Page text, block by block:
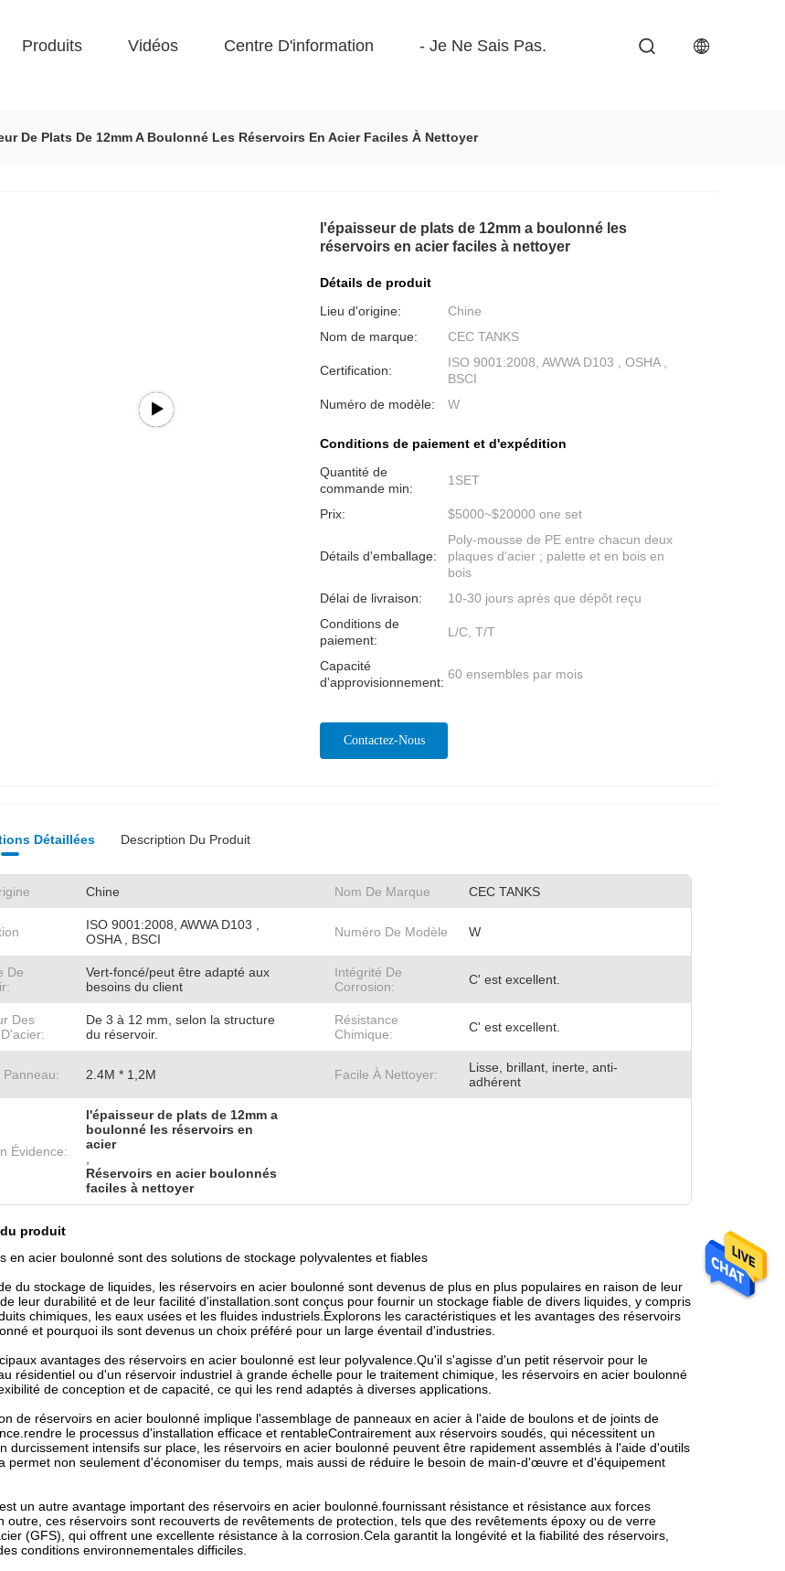
Produits Vidéos Centre D'information - Je Ne Sais Pas.
De Plats De 12mm A Boulonné Les Réservoirs En Acier Faciles À Nettoyer
l'épaisseur de plats de 12mm a boulonné les
réservoirs en acier faciles à nettoyer
Détails de produit
Lieu d'origine:
Chine
Nom de marque:
CEC TANKS
Certification:
ISO 9001:2008, AWWA D103 , OSHA ,
BSCI
Numéro de modèle:
W
Conditions de paiement et d'expédition
Quantité de
commande min:
1SET
Prix: $5000~$20000 one set
Détails d'emballage:
Poly-mousse de PE entre chacun deux
plaques d'acier ; palette et en bois en
bois
Délai de livraison:
10-30 jours après que dépôt reçu
Conditions de
paiement:
L/C, T/T
Capacité
d'approvisionnement:
60 ensembles par mois
Contactez-Nous
Détaillées Description Du Produit
Chine Nom De Marque CEC TANKS
ISO 9001:2008, AWWA D103 ,
OSHA , BSCI
Numéro De Modèle W
De
Vert-foncé/peut être adapté aux
besoins du client
Intégrité De
Corrosion:
C' est excellent.
Des
De 3 à 12 mm, selon la structure
du réservoir.
Résistance
Chimique:
C' est excellent.
Panneau: 2.4M * 1,2M Facile À Nettoyer:
Lisse, brillant, inerte, anti-
adhérent
Évidence:
l'épaisseur de plats de 12mm a
boulonné les réservoirs en
acier
Réservoirs en acier boulonnés
faciles à nettoyer
produit
en acier boulonné sont des solutions de stockage polyvalentes et fiables
du stockage de liquides, les réservoirs en acier boulonné sont devenus de plus en plus populaires en raison de leur
leur durabilité et de leur facilité d'installation.sont conçus pour fournir un stockage fiable de divers liquides, y compris
chimiques, les eaux usées et les fluides industriels.Explorons les caractéristiques et les avantages des réservoirs
et pourquoi ils sont devenus un choix préféré pour un large éventail d'industries.
avantages des réservoirs en acier boulonné est leur polyvalence.Qu'il s'agisse d'un petit réservoir pour le
résidentiel ou d'un réservoir industriel à grande échelle pour le traitement chimique, les réservoirs en acier boulonné
de conception et de capacité, ce qui les rend adaptés à diverses applications.
de réservoirs en acier boulonné implique l'assemblage de panneaux en acier à l'aide de boulons et de joints de
le processus d'installation efficace et rentableContrairement aux réservoirs soudés, qui nécessitent un
durcissement intensifs sur place, les réservoirs en acier boulonné peuvent être rapidement assemblés à l'aide d'outils
permet non seulement d'économiser du temps, mais aussi de réduire le besoin de main-d'œuvre et d'équipement
un autre avantage important des réservoirs en acier boulonné.fournissant résistance et résistance aux forces
outre, ces réservoirs sont recouverts de revêtements de protection, tels que des revêtements époxy ou de verre
(GFS), qui offrent une excellente résistance à la corrosion.Cela garantit la longévité et la fiabilité des réservoirs,
conditions environnementales difficiles.